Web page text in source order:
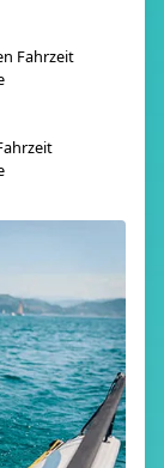
Fahrzeit